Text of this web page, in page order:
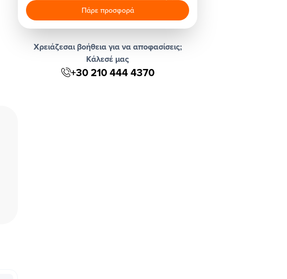
Πάρε προσφορά
Χρειάζεσαι βοήθεια για να αποφασίσεις;
Κάλεσέ μας
+30 210 444 4370